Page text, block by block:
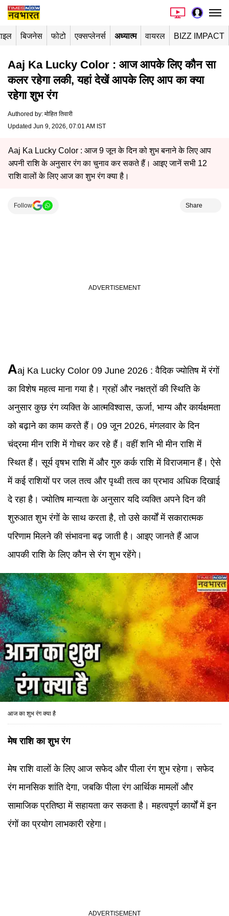
बिजनेस फोटो एक्सप्लेनर्स अध्यात्म वायरल BIZZ IMPACT
Aaj Ka Lucky Color : आज आपके लिए कौन सा
कलर रहेगा लकी, यहां देखें आपके लिए आप का क्या
रहेगा शुभ रंग
Authored by: मोहित तिवारी
Updated Jun 9, 2026, 07:01 AM IST
Aaj Ka Lucky Color : आज 9 जून के दिन को शुभ बनाने के लिए आप
अपनी राशि के अनुसार रंग का चुनाव कर सकते हैं। आइए जानें सभी 12
राशि वालों के लिए आज का शुभ रंग क्या है।
Follow Share
Aaj Ka Lucky Color 09 June 2026 :वैदिक ज्योतिष में रंगों
का विशेष महत्व माना गया है। ग्रहों और नक्षत्रों की स्थिति के
अनुसार कुछ रंग व्यक्ति के आत्मविश्वास, ऊर्जा, भाग्य और कार्यक्षमता
को बढ़ाने का काम करते हैं। 09 जून 2026, मंगलवार के दिन
चंद्रमा मीन राशि में गोचर कर रहे हैं। वहीं शनि भी मीन राशि में
स्थित हैं। सूर्य वृषभ राशि में और गुरु कर्क राशि में विराजमान हैं। ऐसे
में कई राशियों पर जल तत्व और पृथ्वी तत्व का प्रभाव अधिक दिखाई
दे रहा है। ज्योतिष मान्यता के अनुसार यदि व्यक्ति अपने दिन की
शुरुआत शुभ रंगों के साथ करता है, तो उसे कार्यों में सकारात्मक
परिणाम मिलने की संभावना बढ़ जाती है। आइए जानते हैं आज
आपकी राशि के लिए कौन से रंग शुभ रहेंगे।
आज का शुभ रंग क्या है
मेष राशि का शुभ रंग
मेष राशि वालों के लिए आज सफेद और पीला रंग शुभ रहेगा। सफेद
रंग मानसिक शांति देगा, जबकि पीला रंग आर्थिक मामलों और
सामाजिक प्रतिष्ठा में सहायता कर सकता है। महत्वपूर्ण कार्यों में इन
रंगों का प्रयोग लाभकारी रहेगा।